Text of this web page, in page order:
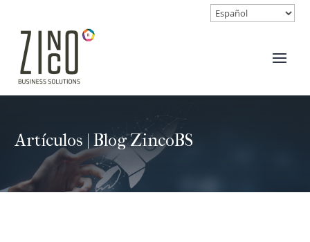
Artículos | Blog ZincoBS